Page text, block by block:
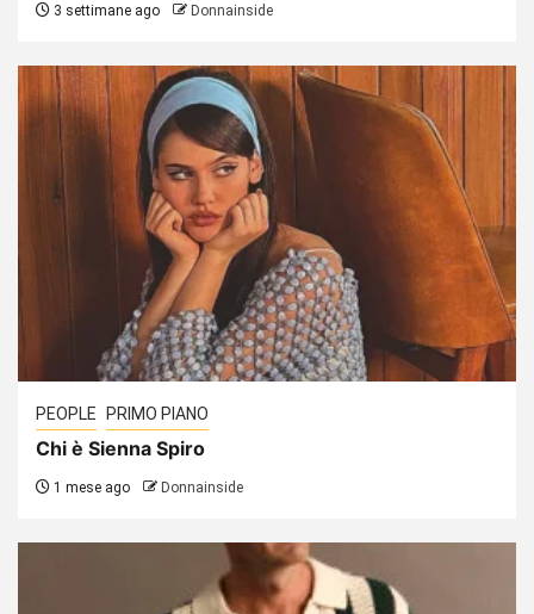
3 settimane ago Donnainside
PEOPLE PRIMO PIANO
Chi è Sienna Spiro
1 mese ago Donnainside